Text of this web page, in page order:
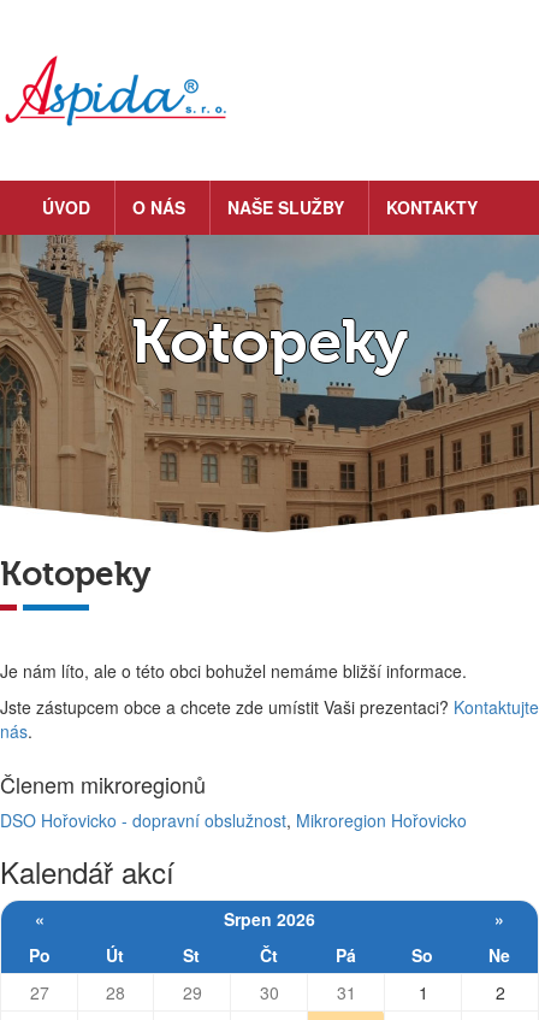
ÚVOD O NÁS NAŠE SLUŽBY KONTAKTY
Kotopeky
Kotopeky
Je nám líto, ale o této obci bohužel nemáme bližší informace.
Jste zástupcem obce a chcete zde umístit Vaši prezentaci? Kontaktujte
nás.
Členem mikroregionů
DSO Hořovicko - dopravní obslužnost, Mikroregion Hořovicko
Kalendář akcí
« Srpen 2026
»
Po
Út St Čt Pá So
Ne
27
28 29 30 31 1
2